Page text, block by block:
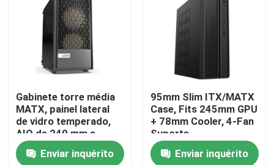
Sobre nós
Visita à fábrica
Controle de qualidade
Contacte-nos
Gabinete torre média
MATX, painel lateral
de vidro temperado,
AIO de 240 mm e
suporte para GPU de
300 mmEnviar inquérito
95mm Slim ITX/MATX
Case, Fits 245mm GPU
+ 78mm Cooler, 4-Fan
Suporte
Enviar inquérito